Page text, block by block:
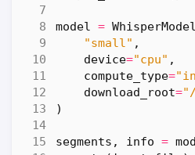
model = WhisperModel
"small" ,
device="cpu" ,
compute_type=
download_root="/
)
segments , info =